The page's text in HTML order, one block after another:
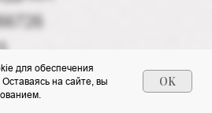
для обеспечения
на сайте, вы
OK